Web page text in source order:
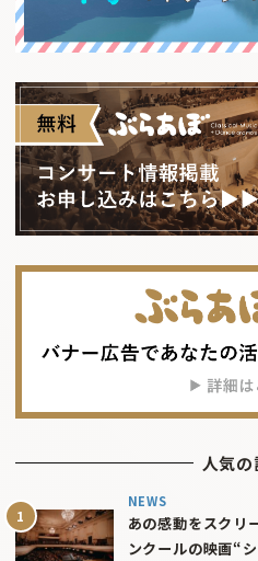
人気の
NEWS
あの感動をスクリ
ンクールの映画“